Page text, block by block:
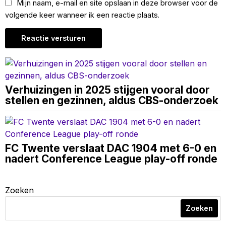
Mijn naam, e-mail en site opslaan in deze browser voor de
volgende keer wanneer ik een reactie plaats.
Verhuizingen in 2025 stijgen vooral door
stellen en gezinnen, aldus CBS-onderzoek
FC Twente verslaat DAC 1904 met 6-0 en
nadert Conference League play-off ronde
Zoeken
Zoeken